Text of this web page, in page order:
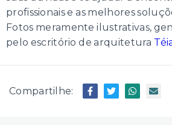
profissionais e as melhores
Fotos meramente ilustrativas,
pelo escritório de arquitetura
Compartilhe: